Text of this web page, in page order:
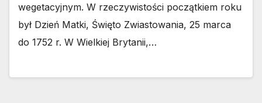
wegetacyjnym. W rzeczywistości początkiem roku
był Dzień Matki, Święto Zwiastowania, 25 marca
do 1752 r. W Wielkiej Brytanii,…